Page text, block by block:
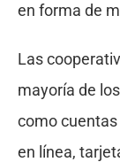
en forma de
Las
mayoría de
como
en línea,